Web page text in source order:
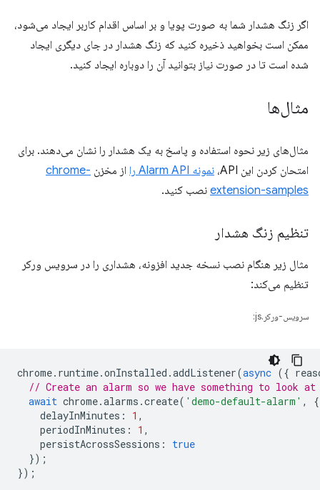
اگر زنگ هشدار شما به صورت پویا و بر اساس اقدام کاربر ایجاد می‌شود،
ممکن است بخواهید ذخیره کنید که زنگ هشدار در جای دیگری ایجاد
شده است تا در صورت نیاز بتوانید آن را دوباره ایجاد کنید.
مثال‌ها
مثال‌های زیر نحوه استفاده و پاسخ به یک هشدار را نشان می‌دهند. برای
امتحان کردن این API،
نمونه Alarm API را از مخزن chrome-
extension-samples نصب کنید.
تنظیم زنگ هشدار
مثال زیر هنگام نصب نسخه جدید افزونه، هشداری را در سرویس ورکر
تنظیم می‌کند:
سرویس-ورکر.js:
chrome. runtime.onInstalled .addListener(async ({
// Create an alarm so we have something to look at
await chrome.alarms .create( 'demo-default-alarm' ,
{
delayInMinutes : 1 ,
periodInMinutes : 1 ,
persistAcrossSessions :
true
});
});